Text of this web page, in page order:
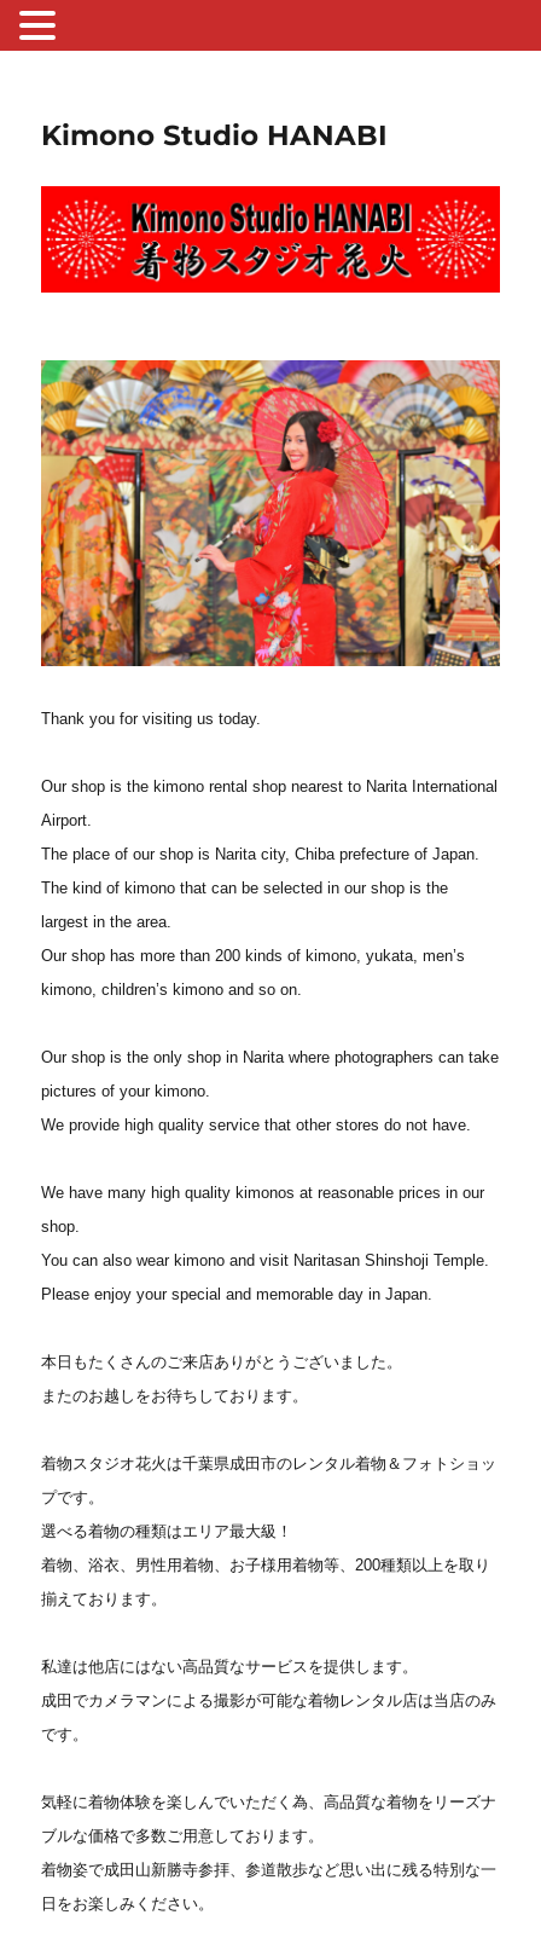
Kimono Studio HANABI
Thank you for visiting us today.
Our shop is the kimono rental shop nearest to Narita International
Airport.
The place of our shop is Narita city, Chiba prefecture of Japan.
The kind of kimono that can be selected in our shop is the
largest in the area.
Our shop has more than 200 kinds of kimono, yukata, men’s
kimono, children’s kimono and so on.
Our shop is the only shop in Narita where photographers can take
pictures of your kimono.
We provide high quality service that other stores do not have.
We have many high quality kimonos at reasonable prices in our
shop.
You can also wear kimono and visit Naritasan Shinshoji Temple.
Please enjoy your special and memorable day in Japan.
本日もたくさんのご来店ありがとうございました。
またのお越しをお待ちしております。
着物スタジオ花火は千葉県成田市のレンタル着物＆フォトショッ
プです。
選べる着物の種類はエリア最大級！
着物、浴衣、男性用着物、お子様用着物等、200種類以上を取り
揃えております。
私達は他店にはない高品質なサービスを提供します。
成田でカメラマンによる撮影が可能な着物レンタル店は当店のみ
です。
気軽に着物体験を楽しんでいただく為、高品質な着物をリーズナ
ブルな価格で多数ご用意しております。
着物姿で成田山新勝寺参拝、参道散歩など思い出に残る特別な一
日をお楽しみください。